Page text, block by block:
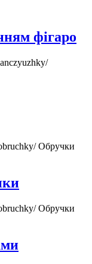
фігаро
Обручки
Обручки